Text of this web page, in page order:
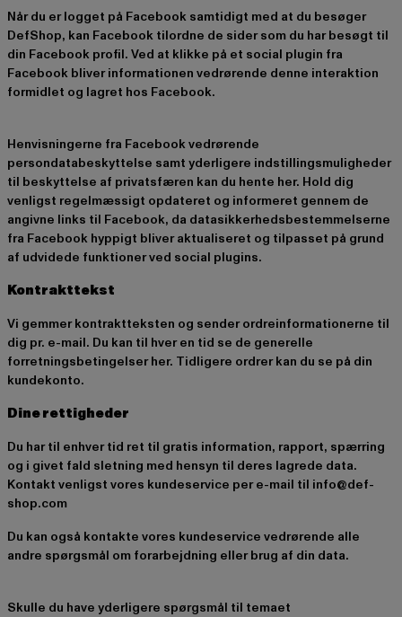
Når du er logget på Facebook samtidigt med at du besøger
DefShop, kan Facebook tilordne de sider som du har besøgt til
din Facebook profil. Ved at klikke på et social plugin fra
Facebook bliver informationen vedrørende denne interaktion
formidlet og lagret hos Facebook.
Henvisningerne fra Facebook vedrørende
persondatabeskyttelse samt yderligere indstillingsmuligheder
til beskyttelse af privatsfæren kan du hente her. Hold dig
venligst regelmæssigt opdateret og informeret gennem de
angivne links til Facebook, da datasikkerhedsbestemmelserne
fra Facebook hyppigt bliver aktualiseret og tilpasset på grund
af udvidede funktioner ved social plugins.
Kontrakttekst
Vi gemmer kontraktteksten og sender ordreinformationerne til
dig pr. e-mail. Du kan til hver en tid se de generelle
forretningsbetingelserher. Tidligere ordrer kan du se på din
kundekonto.
Dine rettigheder
Du har til enhver tid ret til gratis information, rapport, spærring
og i givet fald sletning med hensyn til deres lagrede data.
Kontakt venligst vores kundeservice per e-mail til info@def-
shop.com
Du kan også kontakte vores kundeservice vedrørende alle
andre spørgsmål om forarbejdning eller brug af din data.
Skulle du have yderligere spørgsmål til temaet